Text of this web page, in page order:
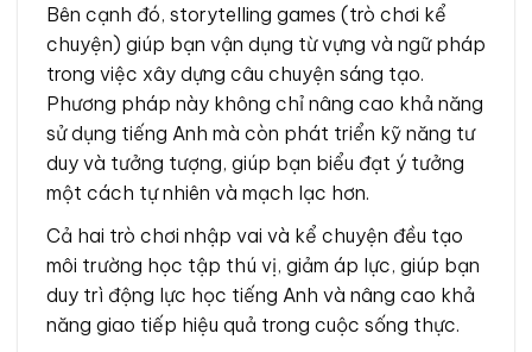
Bên cạnh đó, storytelling games (trò chơi kể
chuyện) giúp bạn vận dụng từ vựng và ngữ pháp
trong việc xây dựng câu chuyện sáng tạo.
Phương pháp này không chỉ nâng cao khả năng
sử dụng tiếng Anh mà còn phát triển kỹ năng tư
duy và tưởng tượng, giúp bạn biểu đạt ý tưởng
một cách tự nhiên và mạch lạc hơn.
Cả hai trò chơi nhập vai và kể chuyện đều tạo
môi trường học tập thú vị, giảm áp lực, giúp bạn
duy trì động lực học tiếng Anh và nâng cao khả
năng giao tiếp hiệu quả trong cuộc sống thực.